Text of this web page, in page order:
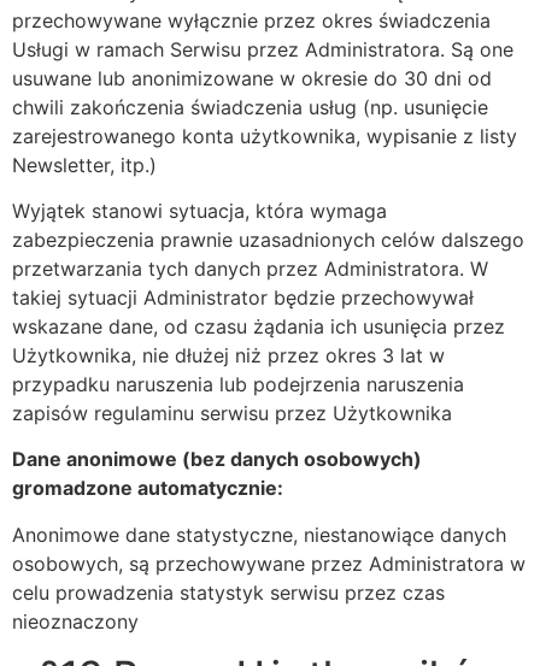
przechowywane wyłącznie przez okres świadczenia
Usługi w ramach Serwisu przez Administratora. Są one
usuwane lub anonimizowane w okresie do 30 dni od
chwili zakończenia świadczenia usług (np. usunięcie
zarejestrowanego konta użytkownika, wypisanie z listy
Newsletter, itp.)
Wyjątek stanowi sytuacja, która wymaga
zabezpieczenia prawnie uzasadnionych celów dalszego
przetwarzania tych danych przez Administratora. W
takiej sytuacji Administrator będzie przechowywał
wskazane dane, od czasu żądania ich usunięcia przez
Użytkownika, nie dłużej niż przez okres 3 lat w
przypadku naruszenia lub podejrzenia naruszenia
zapisów regulaminu serwisu przez Użytkownika
Dane anonimowe (bez danych osobowych)
gromadzone automatycznie:
Anonimowe dane statystyczne, niestanowiące danych
osobowych, są przechowywane przez Administratora w
celu prowadzenia statystyk serwisu przez czas
nieoznaczony